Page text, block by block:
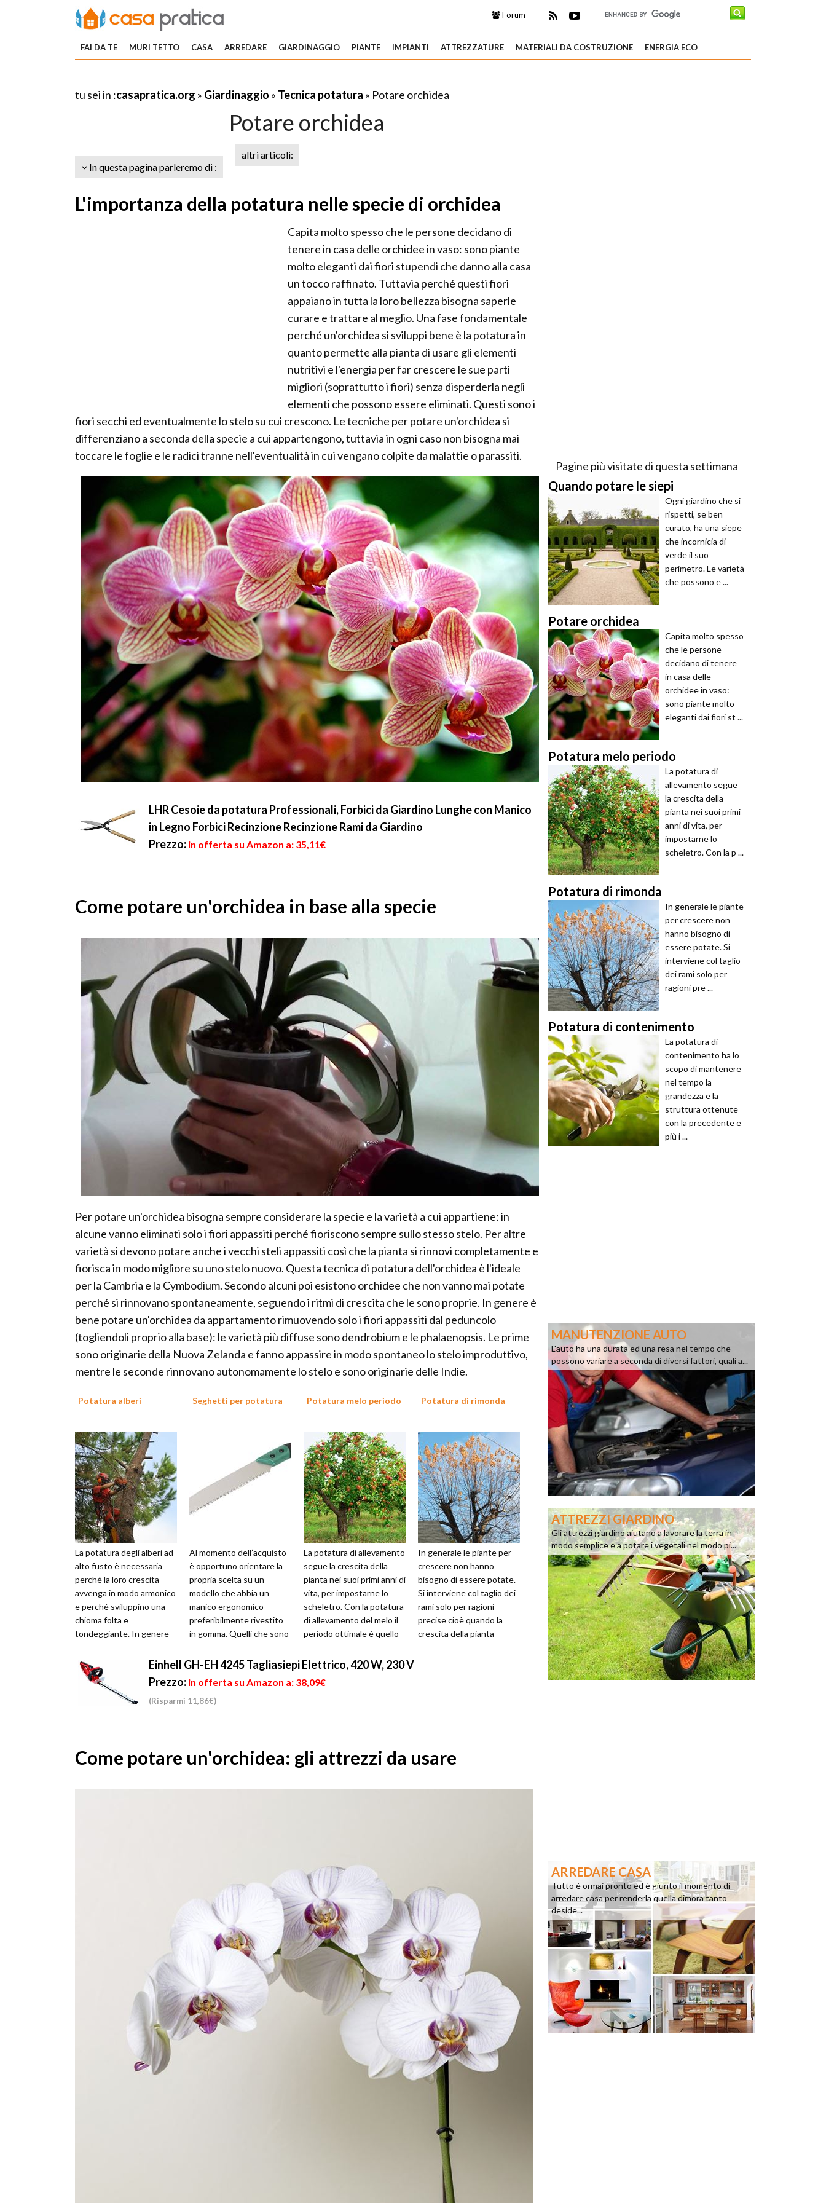
Forum
FAI DA TE MURI TETTO CASA ARREDARE GIARDINAGGIO PIANTE IMPIANTI ATTREZZATURE MATERIALI DA COSTRUZIONE ENERGIA ECO
tu sei in :casapratica.org » Giardinaggio » Tecnica potatura » Potare orchidea
Potare orchidea
In questa pagina parleremo di :
altri articoli:
L'importanza della potatura nelle specie di orchidea
Capita molto spesso che le persone decidano di
tenere in casa delle orchidee in vaso: sono piante
molto eleganti dai fiori stupendi che danno alla casa
un tocco raffinato. Tuttavia perché questi fiori
appaiano in tutta la loro bellezza bisogna saperle
curare e trattare al meglio. Una fase fondamentale
perché un'orchidea si sviluppi bene è la potatura in
quanto permette alla pianta di usare gli elementi
nutritivi e l'energia per far crescere le sue parti
migliori (soprattutto i fiori) senza disperderla negli
elementi che possono essere eliminati. Questi sono i
fiori secchi ed eventualmente lo stelo su cui crescono. Le tecniche per potare un'orchidea si
differenziano a seconda della specie a cui appartengono, tuttavia in ogni caso non bisogna mai
toccare le foglie e le radici tranne nell'eventualità in cui vengano colpite da malattie o parassiti.
LHR Cesoie da potatura Professionali, Forbici da Giardino Lunghe con Manico
in Legno Forbici Recinzione Recinzione Rami da Giardino
Prezzo: in offerta su Amazon a: 35,11€
Come potare un'orchidea in base alla specie
Per potare un'orchidea bisogna sempre considerare la specie e la varietà a cui appartiene: in
alcune vanno eliminati solo i fiori appassiti perché fioriscono sempre sullo stesso stelo. Per altre
varietà si devono potare anche i vecchi steli appassiti così che la pianta si rinnovi completamente e
fiorisca in modo migliore su uno stelo nuovo. Questa tecnica di potatura dell'orchidea è l'ideale
per la Cambria e la Cymbodium. Secondo alcuni poi esistono orchidee che non vanno mai potate
perché si rinnovano spontaneamente, seguendo i ritmi di crescita che le sono proprie. In genere è
bene potare un'orchidea da appartamento rimuovendo solo i fiori appassiti dal peduncolo
(togliendoli proprio alla base): le varietà più diffuse sono dendrobium e le phalaenopsis. Le prime
sono originarie della Nuova Zelanda e fanno appassire in modo spontaneo lo stelo improduttivo,
mentre le seconde rinnovano autonomamente lo stelo e sono originarie delle Indie.
Potatura alberi
La potatura degli alberi ad
alto fusto è necessaria
perché la loro crescita
avvenga in modo armonico
e perché sviluppino una
chioma folta e
tondeggiante. In genere
avviene in ...
Seghetti per potatura
Al momento dell’acquisto
è opportuno orientare la
propria scelta su un
modello che abbia un
manico ergonomico
preferibilmente rivestito
in gomma. Quelli che sono
richiudibil...
Potatura melo periodo
La potatura di allevamento
segue la crescita della
pianta nei suoi primi anni di
vita, per impostarne lo
scheletro. Con la potatura
di allevamento del melo il
periodo ottimale è quello
Potatura di rimonda
In generale le piante per
crescere non hanno
bisogno di essere potate.
Si interviene col taglio dei
rami solo per ragioni
precise cioè quando la
crescita della pianta
Einhell GH-EH 4245 Tagliasiepi Elettrico, 420 W, 230 V
Prezzo: in offerta su Amazon a: 38,09€
(Risparmi 11,86€)
Come potare un'orchidea: gli attrezzi da usare
Pagine più visitate di questa settimana
Quando potare le siepi
Ogni giardino che si
rispetti, se ben
curato, ha una siepe
che incornicia di
verde il suo
perimetro. Le varietà
che possono e ...
Potare orchidea
Capita molto spesso
che le persone
decidano di tenere
in casa delle
orchidee in vaso:
sono piante molto
eleganti dai fiori st ...
Potatura melo periodo
La potatura di
allevamento segue
la crescita della
pianta nei suoi primi
anni di vita, per
impostarne lo
scheletro. Con la p ...
Potatura di rimonda
In generale le piante
per crescere non
hanno bisogno di
essere potate. Si
interviene col taglio
dei rami solo per
ragioni pre ...
Potatura di contenimento
La potatura di
contenimento ha lo
scopo di mantenere
nel tempo la
grandezza e la
struttura ottenute
con la precedente e
più i ...
MANUTENZIONE AUTO
L'auto ha una durata ed una resa nel tempo che
possono variare a seconda di diversi fattori, quali a...
ATTREZZI GIARDINO
Gli attrezzi giardino aiutano a lavorare la terra in
modo semplice e a potare i vegetali nel modo pi...
ARREDARE CASA
Tutto è ormai pronto ed è giunto il momento di
arredare casa per renderla quella dimora tanto
deside...